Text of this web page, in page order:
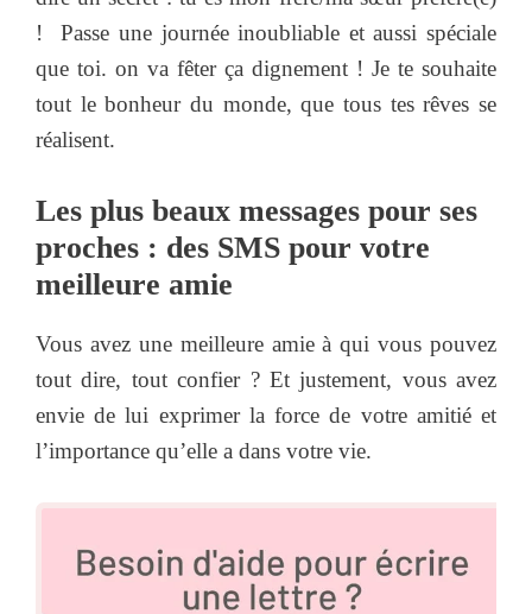
! Passe une journée inoubliable et aussi spéciale
que toi. on va fêter ça dignement ! Je te souhaite
tout le bonheur du monde, que tous tes rêves se
réalisent.
Les plus beaux messages pour ses
proches : des SMS pour votre
meilleure amie
Vous avez une meilleure amie à qui vous pouvez
tout dire, tout confier ? Et justement, vous avez
envie de lui exprimer la force de votre amitié et
l’importance qu’elle a dans votre vie.